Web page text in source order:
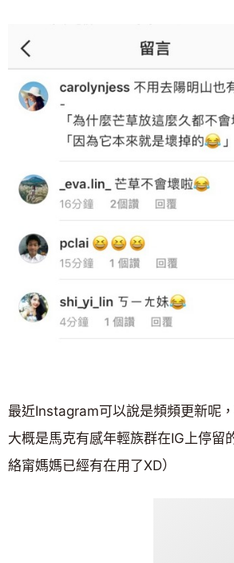
最近Instagram可以說是頻頻更新呢
大概是馬克有感年輕族群在IG上停
絡甯媽媽已經有在用了XD）